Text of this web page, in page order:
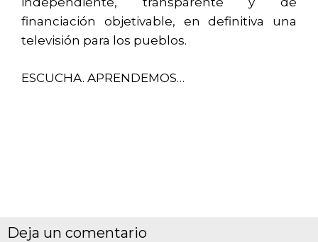
financiación objetivable, en definitiva una
televisión para los pueblos.
ESCUCHA. APRENDEMOS…
Deja un comentario